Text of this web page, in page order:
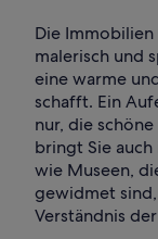
Die
malerisch und
eine warme
schafft. Ein
nur, die
bringt Sie
wie Museen,
gewidmet
Verständnis